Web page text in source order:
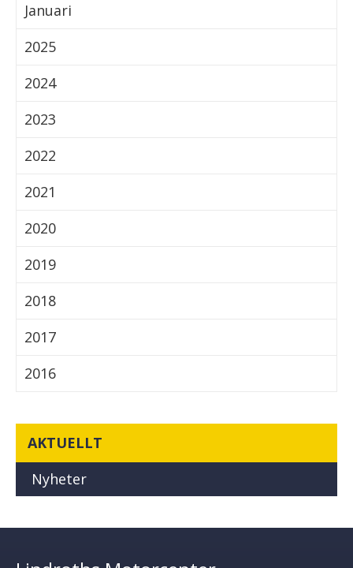
Januari
2025
2024
2023
2022
2021
2020
2019
2018
2017
2016
AKTUELLT
Nyheter